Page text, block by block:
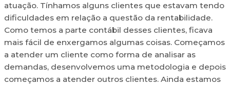
atuação. Tínhamos alguns clientes que estavam tendo
dificuldades em relação a questão da rentabilidade.
Como temos a parte contábil desses clientes, ficava
mais fácil de enxergamos algumas coisas. Começamos
a atender um cliente como forma de analisar as
demandas, desenvolvemos uma metodologia e depois
começamos a atender outros clientes. Ainda estamos